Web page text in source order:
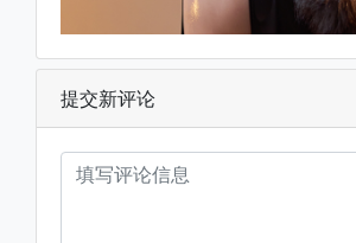
提交新评论